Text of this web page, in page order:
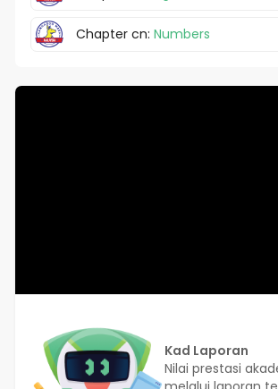
Chapter cn:Numbers
Kad Laporan
Nilai prestasi